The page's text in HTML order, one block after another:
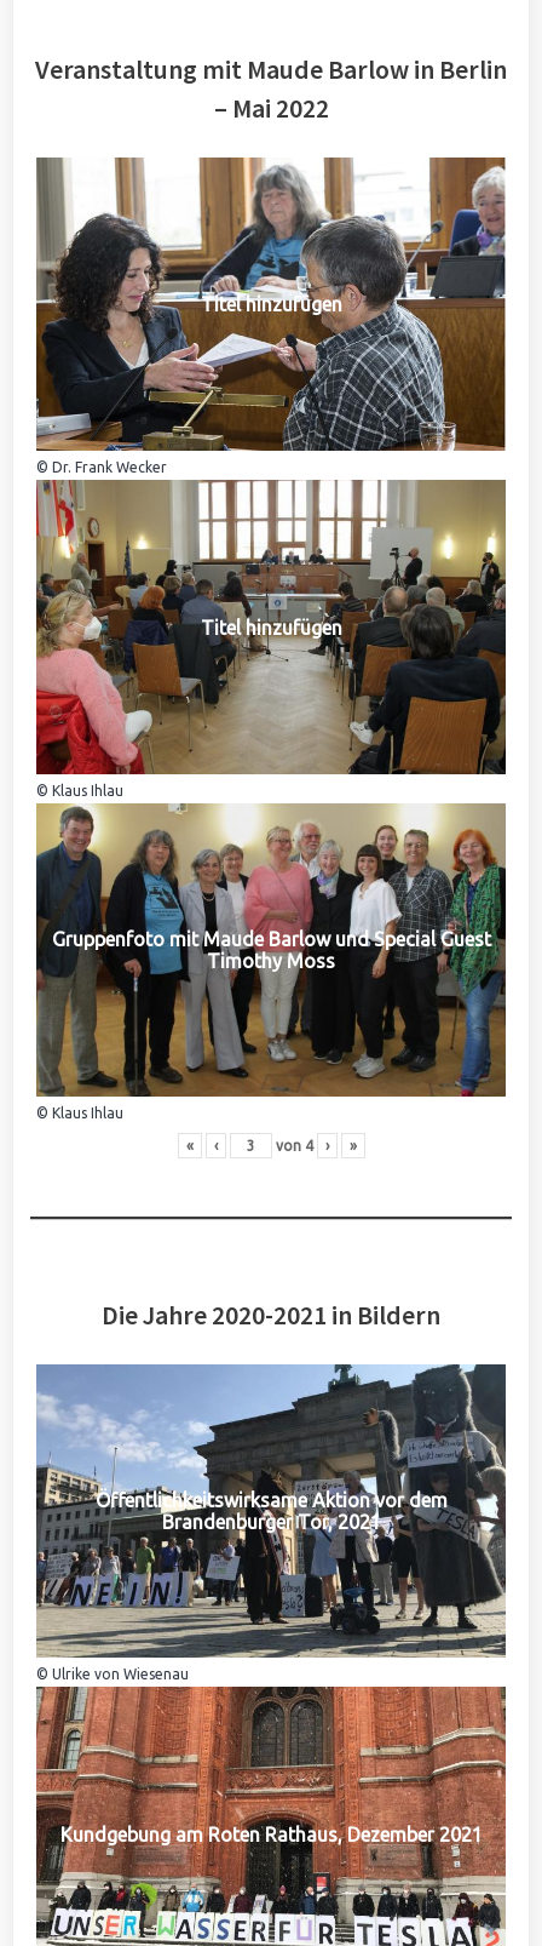
Veranstaltung mit Maude Barlow in Berlin
– Mai 2022
Titel hinzufügen
© Dr. Frank Wecker
Titel hinzufügen
© Klaus Ihlau
Gruppenfoto mit Maude Barlow und Special Guest
Timothy Moss
© Klaus Ihlau
« ‹ von 4 › »
Die Jahre 2020-2021 in Bildern
Öffentlichkeitswirksame Aktion vor dem
Brandenburger Tor, 2021
© Ulrike von Wiesenau
Kundgebung am Roten Rathaus, Dezember 2021